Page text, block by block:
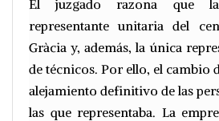
El juzgado razona que
representante unitaria del
Gràcia y, además, la única
de técnicos. Por ello, el cambio
alejamiento definitivo de las
las que representaba. La